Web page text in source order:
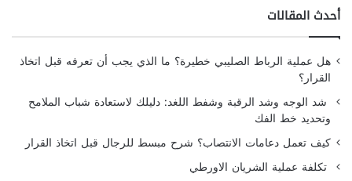
أحدث المقالات
هل عملية الرباط الصليبي خطيرة؟ ما الذي يجب أن تعرفه قبل اتخاذ
القرار؟
شد الوجه وشد الرقبة وشفط اللغد: دليلك لاستعادة شباب الملامح
وتحديد خط الفك
كيف تعمل دعامات الانتصاب؟ شرح مبسط للرجال قبل اتخاذ القرار
تكلفة عملية الشريان الاورطي